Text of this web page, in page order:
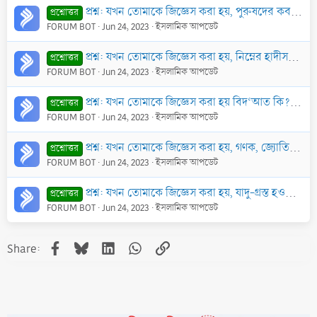
প্রশ্নোত্তর প্রশ্ন: যখন তোমাকে জিজ্ঞেস করা হয়, পুরুষদের কবর যিয়ারত কত প্রকার?
FORUM BOT Jun 24, 2023 ইসলামিক আপডেট
প্রশ্নোত্তর প্রশ্ন: যখন তোমাকে জিজ্ঞেস করা হয়, নিম্নের হাদীসগুলো কি সহীহ, না রাসূলুল্লাহ সাল্লাল্লাহু আলাইহি ওয়া সাল্লামের ওপর অপবাদ? যেমন বলা হয়ে থাকে, তিনি বলেছ
FORUM BOT Jun 24, 2023 ইসলামিক আপডেট
প্রশ্নোত্তর প্রশ্ন: যখন তোমাকে জিজ্ঞেস করা হয় বিদ‘আত কি? তার প্রকারগুলো কি? প্রত্যেক প্রকারের বিধান কি? ইসলামে বিদ‘আতে হাসানাহ বলতে কিছু আছে কি?
FORUM BOT Jun 24, 2023 ইসলামিক আপডেট
প্রশ্নোত্তর প্রশ্ন: যখন তোমাকে জিজ্ঞেস করা হয়, গণক, জ্যোতিষী, যাদুকর, কাপ পড়া দানকারী, হাতের রেখা গণনাকারী এবং নক্ষত্র ও তারকারাজির দ্বারা ভবিষ্যতের জ্ঞান রাখার দ
FORUM BOT Jun 24, 2023 ইসলামিক আপডেট
প্রশ্নোত্তর প্রশ্ন: যখন তোমাকে জিজ্ঞেস করা হয়, যাদু-গ্রস্ত হওয়ার আগেই তা থেকে বাঁচার উপায় কি এবং যাদু-গ্রস্ত রোগীর চিকিৎসার পদ্ধতি কী?
FORUM BOT Jun 24, 2023 ইসলামিক আপডেট
Share: Facebook
BlueskyLinkedInWhatsApp
Link